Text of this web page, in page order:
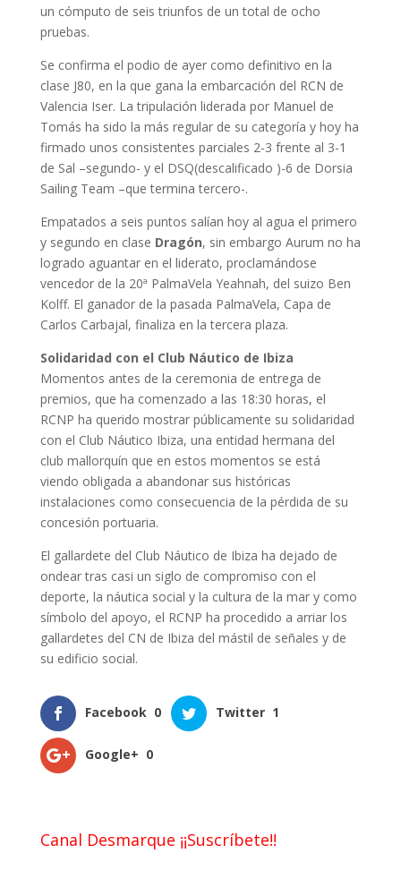
un cómputo de seis triunfos de un total de ocho
pruebas.
Se confirma el podio de ayer como definitivo en la
clase J80, en la que gana la embarcación del RCN de
Valencia Iser. La tripulación liderada por Manuel de
Tomás ha sido la más regular de su categoría y hoy ha
firmado unos consistentes parciales 2-3 frente al 3-1
de Sal –segundo- y el DSQ(descalificado )-6 de Dorsia
Sailing Team –que termina tercero-.
Empatados a seis puntos salían hoy al agua el primero
y segundo en clase Dragón, sin embargo Aurum no ha
logrado aguantar en el liderato, proclamándose
vencedor de la 20ª PalmaVela Yeahnah, del suizo Ben
Kolff. El ganador de la pasada PalmaVela, Capa de
Carlos Carbajal, finaliza en la tercera plaza.
Solidaridad con el Club Náutico de Ibiza
Momentos antes de la ceremonia de entrega de
premios, que ha comenzado a las 18:30 horas, el
RCNP ha querido mostrar públicamente su solidaridad
con el Club Náutico Ibiza, una entidad hermana del
club mallorquín que en estos momentos se está
viendo obligada a abandonar sus históricas
instalaciones como consecuencia de la pérdida de su
concesión portuaria.
El gallardete del Club Náutico de Ibiza ha dejado de
ondear tras casi un siglo de compromiso con el
deporte, la náutica social y la cultura de la mar y como
símbolo del apoyo, el RCNP ha procedido a arriar los
gallardetes del CN de Ibiza del mástil de señales y de
su edificio social.
Facebook 0 Twitter 1
Google+ 0
Canal Desmarque ¡¡Suscríbete!!